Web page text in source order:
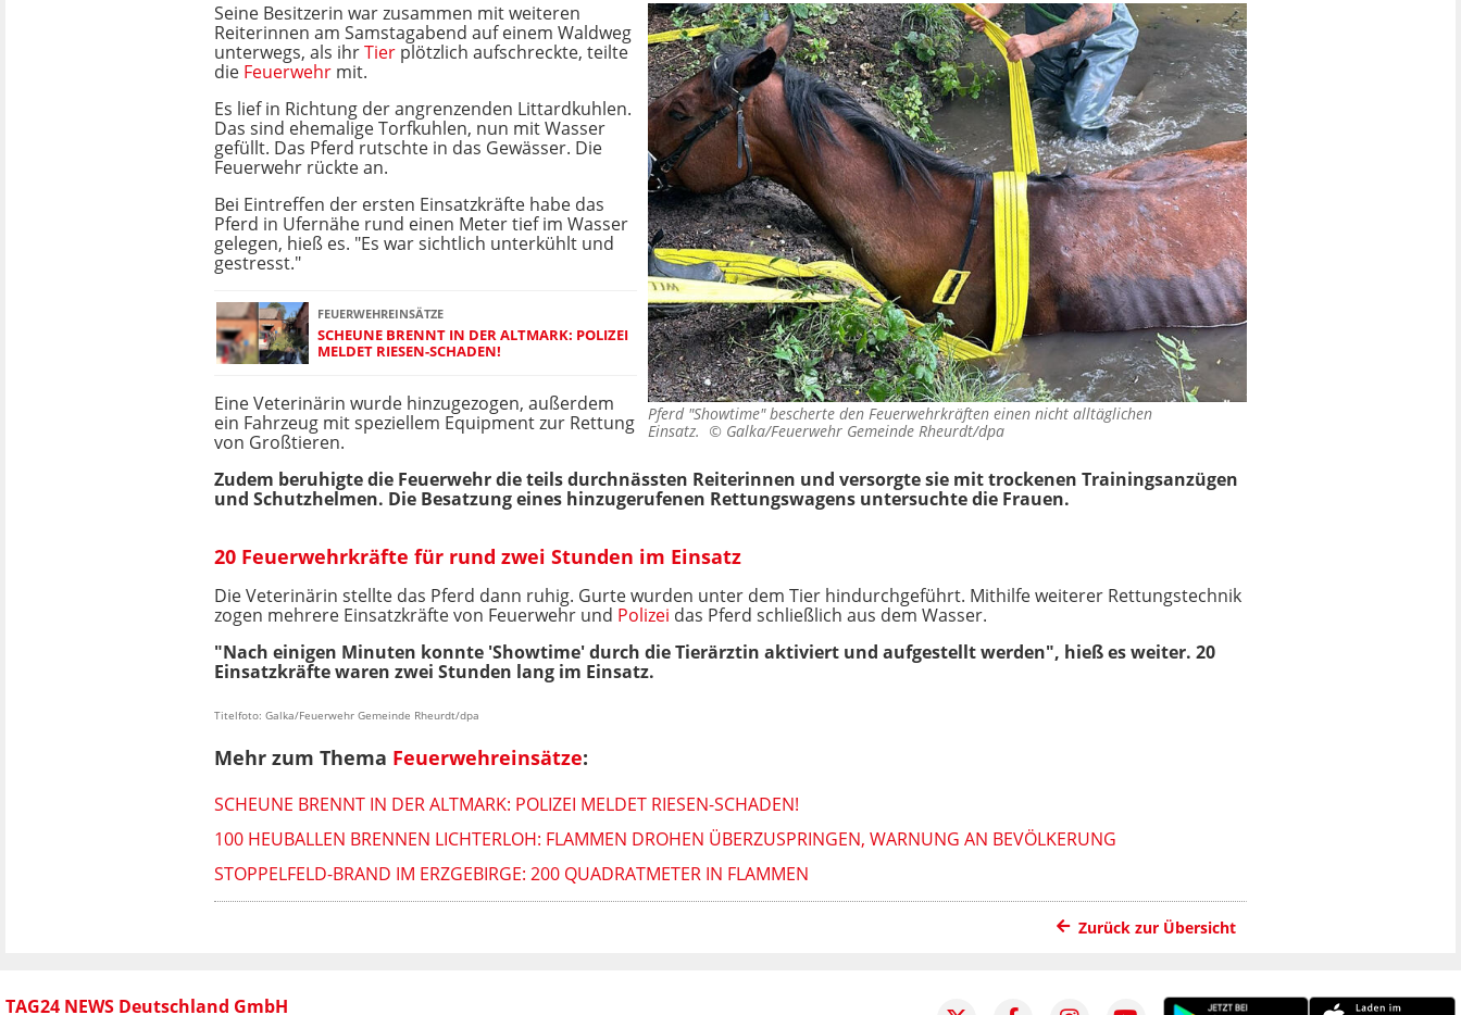
Pferd "Showtime" bescherte den Feuerwehrkräften einen nicht alltäglichen
Einsatz. © Galka/Feuerwehr Gemeinde Rheurdt/dpa
Seine Besitzerin war zusammen mit weiteren
Reiterinnen am Samstagabend auf einem Waldweg
unterwegs, als ihrTier plötzlich aufschreckte, teilte
die Feuerwehr mit.
Es lief in Richtung der angrenzenden Littardkuhlen.
Das sind ehemalige Torfkuhlen, nun mit Wasser
gefüllt. Das Pferd rutschte in das Gewässer. Die
Feuerwehr rückte an.
Bei Eintreffen der ersten Einsatzkräfte habe das
Pferd in Ufernähe rund einen Meter tief im Wasser
gelegen, hieß es. "Es war sichtlich unterkühlt und
gestresst."
FEUERWEHREINSÄTZE
SCHEUNE BRENNT IN DER ALTMARK: POLIZEI
MELDET RIESEN-SCHADEN!
Eine Veterinärin wurde hinzugezogen, außerdem
ein Fahrzeug mit speziellem Equipment zur Rettung
von Großtieren.
Zudem beruhigte die Feuerwehr die teils durchnässten Reiterinnen und versorgte sie mit trockenen Trainingsanzügen
und Schutzhelmen. Die Besatzung eines hinzugerufenen Rettungswagens untersuchte die Frauen.
20 Feuerwehrkräfte für rund zwei Stunden im Einsatz
Die Veterinärin stellte das Pferd dann ruhig. Gurte wurden unter dem Tier hindurchgeführt. Mithilfe weiterer Rettungstechnik
zogen mehrere Einsatzkräfte von Feuerwehr und Polizei das Pferd schließlich aus dem Wasser.
"Nach einigen Minuten konnte 'Showtime' durch die Tierärztin aktiviert und aufgestellt werden", hieß es weiter. 20
Einsatzkräfte waren zwei Stunden lang im Einsatz.
Titelfoto: Galka/Feuerwehr Gemeinde Rheurdt/dpa
Mehr zum Thema Feuerwehreinsätze:
SCHEUNE BRENNT IN DER ALTMARK: POLIZEI MELDET RIESEN-SCHADEN!
100 HEUBALLEN BRENNEN LICHTERLOH: FLAMMEN DROHEN ÜBERZUSPRINGEN, WARNUNG AN BEVÖLKERUNG
STOPPELFELD-BRAND IM ERZGEBIRGE: 200 QUADRATMETER IN FLAMMEN
Zurück zur Übersicht
TAG24 NEWS Deutschland GmbH